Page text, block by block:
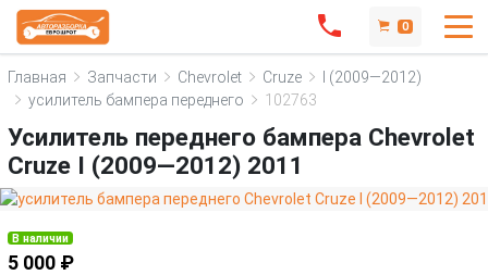
0
Главная Запчасти Chevrolet Cruze
I (2009—2012)
усилитель бампера переднего
102763
Усилитель переднего бампера Chevrolet
Cruze I (2009—2012) 2011
В наличии
5 000 ₽